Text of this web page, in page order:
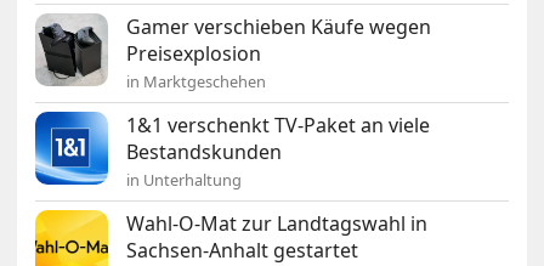
Gamer verschieben Käufe wegen
Preisexplosion
in Marktgeschehen
1&1 verschenkt TV-Paket an viele
Bestandskunden
in Unterhaltung
Wahl-O-Mat zur Landtagswahl in
Sachsen-Anhalt gestartet